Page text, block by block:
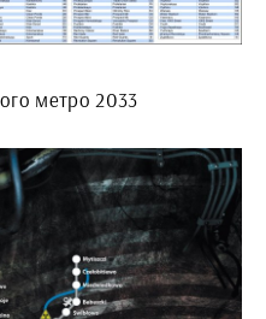
метро 2033